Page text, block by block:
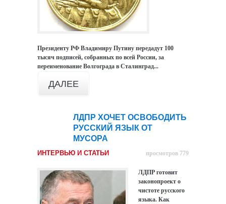
Президенту РФ Владимиру Путину передадут 100
тысяч подписей, собранных по всей России, за
переименование Волгограда в Сталинград...
ДАЛЕЕ
ЛДПР ХОЧЕТ ОСВОБОДИТЬ
РУССКИЙ ЯЗЫК ОТ
МУСОРА
ИНТЕРВЬЮ И СТАТЬИ просмотров 779
ЛДПР готовит
законопроект о
чистоте русского
языка. Как